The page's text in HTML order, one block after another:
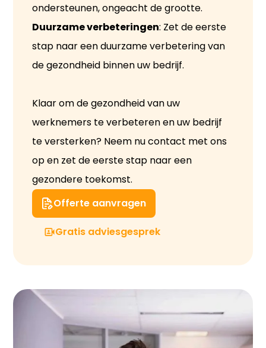
ondersteunen, ongeacht de grootte.
Duurzame verbeteringen: Zet de eerste
stap naar een duurzame verbetering van
de gezondheid binnen uw bedrijf.
Klaar om de gezondheid van uw
werknemers te verbeteren en uw bedrijf
te versterken? Neem nu contact met ons
op en zet de eerste stap naar een
gezondere toekomst.
Offerte aanvragen
Gratis adviesgesprek